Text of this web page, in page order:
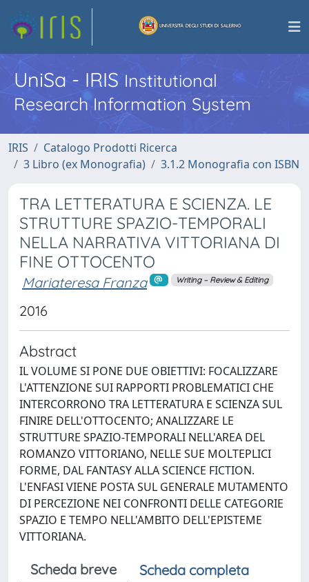
UniSa - IRISInstitutional
Research Information System
IRIS
Catalogo Prodotti Ricerca
3 Libro (ex Monografia)
3.1.2 Monografia con ISBN
TRA LETTERATURA E SCIENZA. LE
STRUTTURE SPAZIO-TEMPORALI
NELLA NARRATIVA VITTORIANA DI
FINE OTTOCENTO
Mariateresa Franza Writing – Review & Editing
2016
Abstract
IL VOLUME SI PONE DUE OBIETTIVI: FOCALIZZARE
L'ATTENZIONE SUI RAPPORTI PROBLEMATICI CHE
INTERCORRONO TRA LETTERATURA E SCIENZA SUL
FINIRE DELL'OTTOCENTO; ANALIZZARE LE
STRUTTURE SPAZIO-TEMPORALI NELL'AREA DEL
ROMANZO VITTORIANO, NELLE SUE MOLTEPLICI
FORME, DAL FANTASY ALLA SCIENCE FICTION.
L'ENFASI VIENE POSTA SUL GENERALE MUTAMENTO
DI PERCEZIONE NEI CONFRONTI DELLE CATEGORIE
SPAZIO E TEMPO NELL'AMBITO DELL'EPISTEME
VITTORIANA.
Scheda breve
Scheda completa